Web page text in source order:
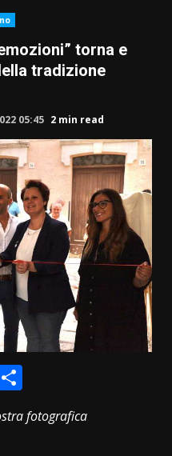
torna e
tradizione
05:45 2 min read
Linkfotografica